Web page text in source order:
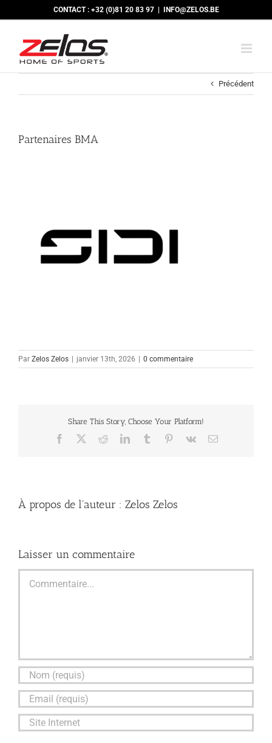
CONTACT : +32 (0)81 20 83 97 INFO@ZELOS.BE
Précédent
Partenaires BMA
Par Zelos Zelos janvier 13th, 2026 0 commentaire
Share This Story, Choose Your Platform!
Facebook RedditLinkedInTumblr Pinterest
Vk Email
À propos de l'auteur : Zelos Zelos
Laisser un commentaire